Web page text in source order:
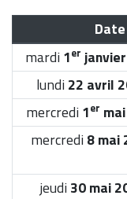
Date
mardi 1er
lundi 22 avril
mercredi 1er
mercredi 8 mai
jeudi 30 mai